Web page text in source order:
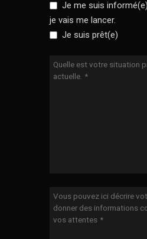
Je me suis
je vais me lancer.
Je suis prêt(e)
Quelle est votre situation
actuelle. *
Vous pouvez ici décrire
donner des informations
vos attentes *